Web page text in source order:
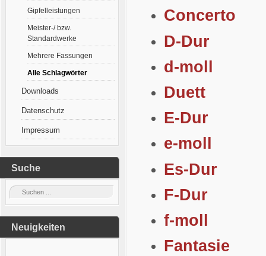
Gipfelleistungen
Meister-/ bzw.
Standardwerke
Mehrere Fassungen
Alle Schlagwörter
Downloads
Datenschutz
Impressum
Suche
Neuigkeiten
Concerto
D-Dur
d-moll
Duett
E-Dur
e-moll
Es-Dur
F-Dur
f-moll
Fantasie